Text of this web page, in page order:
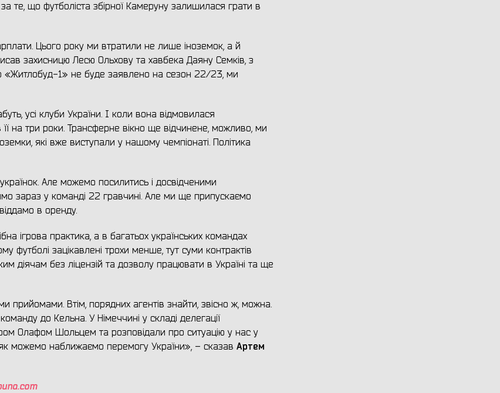
те, що футболіста збірної Камеруну залишилася грати в
Цього року ми втратили не лише іноземок, а й
захисницю Лесю Ольхову та хавбека Даяну Семків, з
«Житлобуд-1» не буде заявлено на сезон 22/23, ми
усі клуби України. І коли вона відмовилася
на три роки. Трансферне вікно ще відчинене, можливо, ми
які вже виступали у нашому чемпіонаті. Політика
Але можемо посилитись і досвідченими
зараз у команді 22 гравчині. Але ми ще припускаємо
в оренду.
ігрова практика, а в багатьох українських командах
футболі зацікавлені трохи менше, тут суми контрактів
діячам без ліцензій та дозволу працювати в Україні та ще
Втім, порядних агентів знайти, звісно ж, можна.
до Кельна. У Німеччині у складі делегації
Олафом Шольцем та розповідали про ситуацію у нас у
як можемо наближаємо перемогу України», – сказав Артем
.com